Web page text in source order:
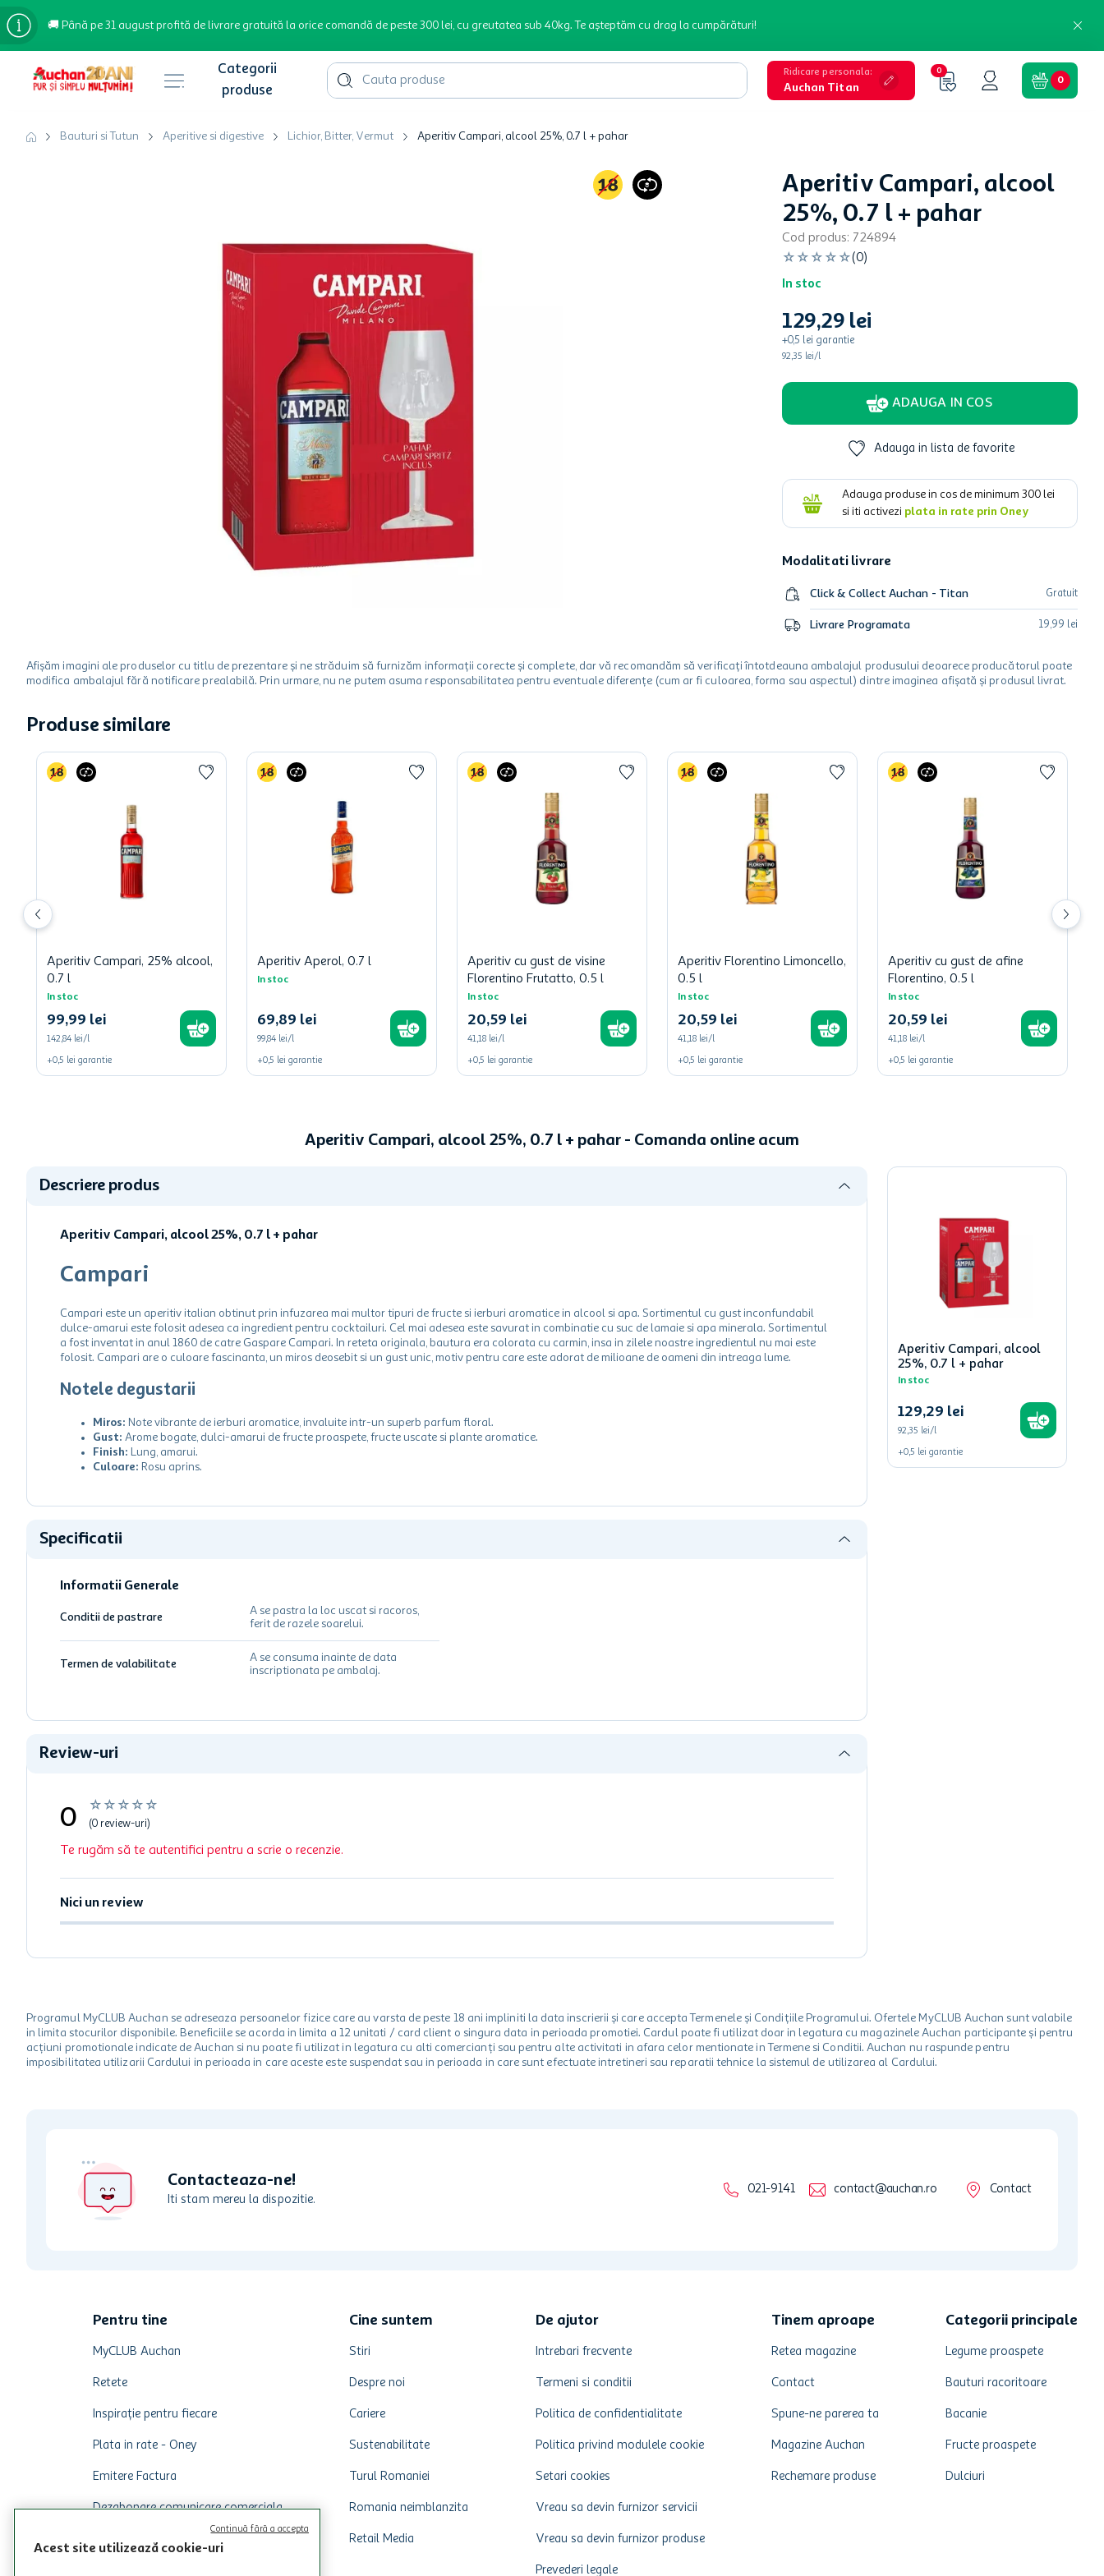
🚚 Până pe 31 august profită de livrare gratuită la orice comandă de peste 300 lei, cu greutatea sub 40kg. Te așteptăm cu drag la cumpărături!
Cauta produse
apa plata
cafea boabe
hartie igienica
ciocolata
lapte
Ridicare personala:
Auchan Titan
0
0
Bauturi si Tutun Aperitive si digestive Lichior, Bitter, Vermut Aperitiv Campari, alcool 25%, 0.7 l + pahar
Aperitiv Campari, alcool
25%, 0.7 l + pahar
Cod produs: 724894
☆ ☆ ☆ ☆ ☆(0)
In stoc
129,29 lei
+0,5 lei garantie
92,35 lei/l
ADAUGA IN COS
Adauga in lista de favorite
Adauga produse in cos de minimum 300 lei
si iti activezi plata in rate prin Oney
Modalitati livrare
Click & Collect Auchan - Titan Gratuit
Livrare Programata 19,99 lei
Afișăm imagini ale produselor cu titlu de prezentare și ne străduim să furnizăm informații corecte și complete, dar vă recomandăm să verificați întotdeauna ambalajul produsului deoarece producătorul poate
modifica ambalajul fără notificare prealabilă. Prin urmare, nu ne putem asuma responsabilitatea pentru eventuale diferențe (cum ar fi culoarea, forma sau aspectul) dintre imaginea afișată și produsul livrat.
Produse similare
Aperitiv Campari, 25% alcool,
0.7 l
In stoc
99,99 lei
142,84 lei/l
+0,5 lei garantie
Aperitiv Aperol, 0.7 l
In stoc
69,89 lei
99,84 lei/l
+0,5 lei garantie
Aperitiv cu gust de visine
Florentino Frutatto, 0.5 l
In stoc
20,59 lei
41,18 lei/l
+0,5 lei garantie
Aperitiv Florentino Limoncello,
0.5 l
In stoc
20,59 lei
41,18 lei/l
+0,5 lei garantie
Aperitiv cu gust de afine
Florentino, 0.5 l
In stoc
20,59 lei
41,18 lei/l
+0,5 lei garantie
Aperitiv Campari, alcool 25%, 0.7 l + pahar - Comanda online acum
Descriere produs
Aperitiv Campari, alcool 25%, 0.7 l + pahar
Campari
Campari este un aperitiv italian obtinut prin infuzarea mai multor tipuri de fructe si ierburi aromatice in alcool si apa. Sortimentul cu gust inconfundabil
dulce-amarui este folosit adesea ca ingredient pentru cocktailuri. Cel mai adesea este savurat in combinatie cu suc de lamaie si apa minerala. Sortimentul
a fost inventat in anul 1860 de catre Gaspare Campari. In reteta originala, bautura era colorata cu carmin, insa in zilele noastre ingredientul nu mai este
folosit. Campari are o culoare fascinanta, un miros deosebit si un gust unic, motiv pentru care este adorat de milioane de oameni din intreaga lume.
Notele degustarii
Miros: Note vibrante de ierburi aromatice, invaluite intr-un superb parfum floral.
Gust: Arome bogate, dulci-amarui de fructe proaspete, fructe uscate si plante aromatice.
Finish: Lung, amarui.
Culoare: Rosu aprins.
Specificatii
Informatii Generale
Conditii de pastrare
A se pastra la loc uscat si racoros,
ferit de razele soarelui.
Termen de valabilitate
A se consuma inainte de data
inscriptionata pe ambalaj.
Review-uri
☆ ☆ ☆ ☆ ☆
0 (0 review-uri)
Te rugăm să te autentifici pentru a scrie o recenzie.
Nici un review
Aperitiv Campari, alcool
25%, 0.7 l + pahar
In stoc
129,29 lei
92,35 lei/l
+0,5 lei garantie
Programul MyCLUB Auchan se adreseaza persoanelor fizice care au varsta de peste 18 ani impliniti la data inscrierii și care accepta Termenele și Condițiile Programului. Ofertele MyCLUB Auchan sunt valabile
in limita stocurilor disponibile. Beneficiile se acorda in limita a 12 unitati / card client o singura data in perioada promotiei. Cardul poate fi utilizat doar in legatura cu magazinele Auchan participante și pentru
acțiuni promotionale indicate de Auchan si nu poate fi utilizat in legatura cu alti comercianți sau pentru alte activitati in afara celor mentionate in Termene si Conditii. Auchan nu raspunde pentru
imposibilitatea utilizarii Cardului in perioada in care aceste este suspendat sau in perioada in care sunt efectuate intretineri sau reparatii tehnice la sistemul de utilizarea al Cardului.
Contacteaza-ne!
Iti stam mereu la dispozitie.
021-9141 contact@auchan.ro Contact
Pentru tine
MyCLUB Auchan
Retete
Inspirație pentru fiecare
Plata in rate - Oney
Emitere Factura
Dezabonare comunicare comerciala
Cine suntem
Stiri
Despre noi
Cariere
Sustenabilitate
Turul Romaniei
Romania neimblanzita
Retail Media
De ajutor
Intrebari frecvente
Termeni si conditii
Politica de confidentialitate
Politica privind modulele cookie
Setari cookies
Vreau sa devin furnizor servicii
Vreau sa devin furnizor produse
Prevederi legale
Tinem aproape
Retea magazine
Contact
Spune-ne parerea ta
Magazine Auchan
Rechemare produse
Categorii principale
Legume proaspete
Bauturi racoritoare
Bacanie
Fructe proaspete
Dulciuri
Acest site utilizează cookie-uri
Continuă fără a accepta